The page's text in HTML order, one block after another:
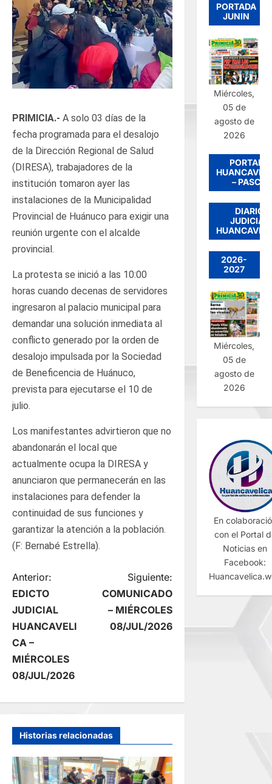
PRIMICIA.- A solo 03 días de la
fecha programada para el desalojo
de la Dirección Regional de Salud
(DIRESA), trabajadores de la
institución tomaron ayer las
instalaciones de la Municipalidad
Provincial de Huánuco para exigir una
reunión urgente con el alcalde
provincial.
La protesta se inició a las 10:00
horas cuando decenas de servidores
ingresaron al palacio municipal para
demandar una solución inmediata al
conflicto generado por la orden de
desalojo impulsada por la Sociedad
de Beneficencia de Huánuco,
prevista para ejecutarse el 10 de
julio.
Los manifestantes advirtieron que no
abandonarán el local que
actualmente ocupa la DIRESA y
anunciaron que permanecerán en las
instalaciones para defender la
continuidad de sus funciones y
garantizar la atención a la población.
(F: Bernabé Estrella).
N
a
v
e
c
i
Anterior:
EDICTO
JUDICIAL
HUANCAVELI
CA –
MIÉRCOLES
08/JUL/2026
Siguiente:
COMUNICADO
– MIÉRCOLES
08/JUL/2026
Historias relacionadas
PORTADA
JUNIN
Miércoles,
05 de
agosto de
2026
PORTADA
– PASCO
DIARIO
JUDICIAL
2026-
2027
Miércoles,
05 de
agosto de
2026
En
con el Portal
Noticias en
Facebook: